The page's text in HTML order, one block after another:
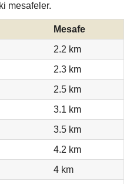
mesafeler.
Mesafe
2.2 km
2.3 km
2.5 km
3.1 km
3.5 km
4.2 km
4 km